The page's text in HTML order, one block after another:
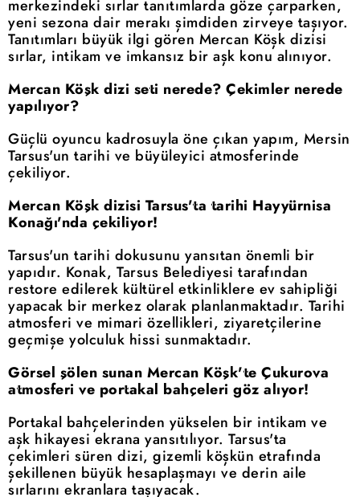
merkezindeki sırlar tanıtımlarda göze çarparken,
yeni sezona dair merakı şimdiden zirveye taşıyor.
Tanıtımları büyük ilgi gören Mercan Köşk dizisi
sırlar, intikam ve imkansız bir aşk konu alınıyor.
Mercan Köşk dizi seti nerede? Çekimler nerede
yapılıyor?
Güçlü oyuncu kadrosuyla öne çıkan yapım, Mersin
Tarsus'un tarihi ve büyüleyici atmosferinde
çekiliyor.
Mercan Köşk dizisi Tarsus'ta tarihi Hayyürnisa
Konağı'nda çekiliyor!
Tarsus'un tarihi dokusunu yansıtan önemli bir
yapıdır. Konak, Tarsus Belediyesi tarafından
restore edilerek kültürel etkinliklere ev sahipliği
yapacak bir merkez olarak planlanmaktadır. Tarihi
atmosferi ve mimari özellikleri, ziyaretçilerine
geçmişe yolculuk hissi sunmaktadır.
Görsel şölen sunan Mercan Köşk'te Çukurova
atmosferi ve portakal bahçeleri göz alıyor!
Portakal bahçelerinden yükselen bir intikam ve
aşk hikayesi ekrana yansıtılıyor. Tarsus'ta
çekimleri süren dizi, gizemli köşkün etrafında
şekillenen büyük hesaplaşmayı ve derin aile
sırlarını ekranlara taşıyacak.